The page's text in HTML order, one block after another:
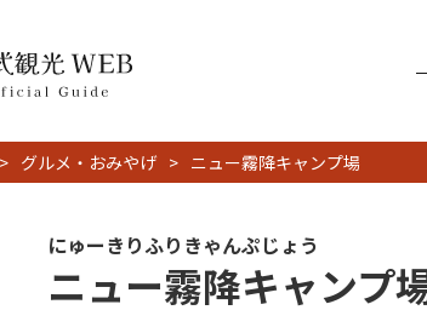
グルメ・おみやげ ニュー霧降キャンプ場
にゅーきりふりきゃんぷじょう
ニュー霧降キャンプ